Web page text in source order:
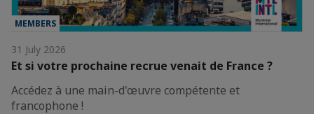
MEMBERS
31 July 2026
Et si votre prochaine recrue venait de France ?
Accédez à une main-d'œuvre compétente et
francophone !